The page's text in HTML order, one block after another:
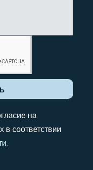
на
соответствии
.